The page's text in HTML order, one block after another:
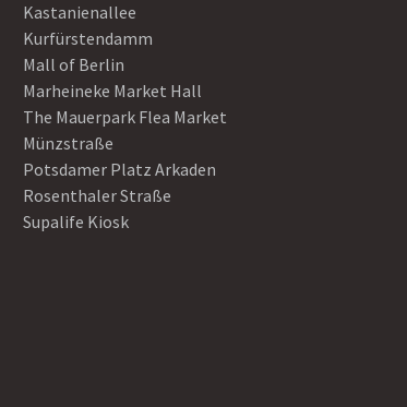
Kastanienallee
Kurfürstendamm
Mall of Berlin
Marheineke Market Hall
The Mauerpark Flea Market
Münzstraße
Potsdamer Platz Arkaden
Rosenthaler Straße
Supalife Kiosk